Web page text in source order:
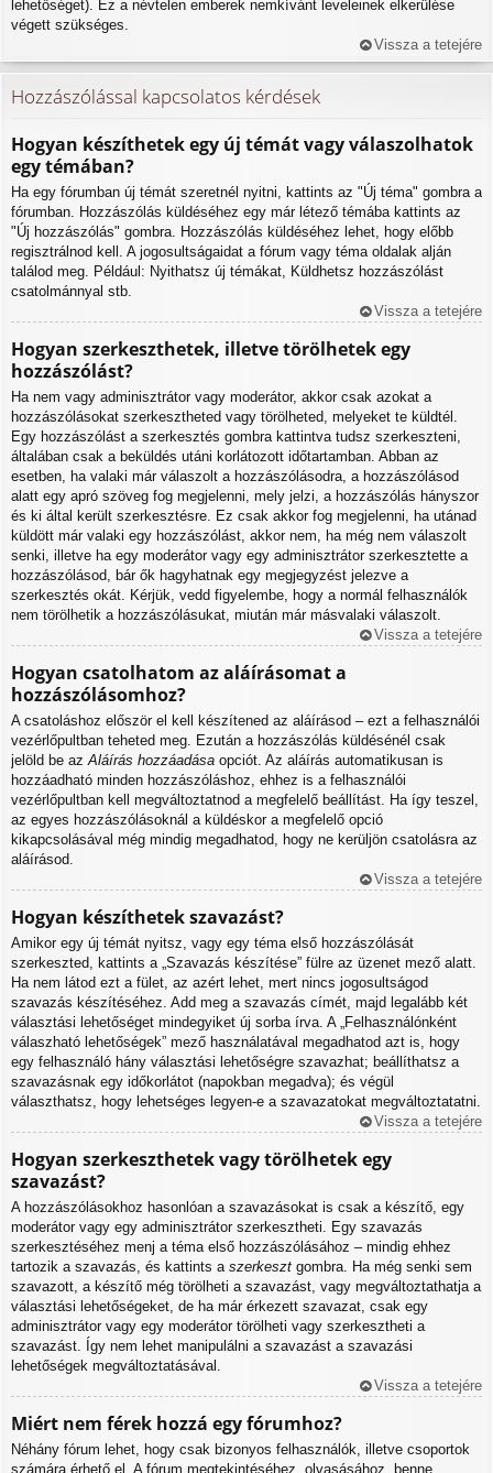
lehetőséget). Ez a névtelen emberek nemkívánt leveleinek elkerülése
végett szükséges.
Vissza a tetejére
Hozzászólással kapcsolatos kérdések
Hogyan készíthetek egy új témát vagy válaszolhatok
egy témában?
Ha egy fórumban új témát szeretnél nyitni, kattints az "Új téma" gombra a
fórumban. Hozzászólás küldéséhez egy már létező témába kattints az
"Új hozzászólás" gombra. Hozzászólás küldéséhez lehet, hogy előbb
regisztrálnod kell. A jogosultságaidat a fórum vagy téma oldalak alján
találod meg. Például: Nyithatsz új témákat, Küldhetsz hozzászólást
csatolmánnyal stb.
Vissza a tetejére
Hogyan szerkeszthetek, illetve törölhetek egy
hozzászólást?
Ha nem vagy adminisztrátor vagy moderátor, akkor csak azokat a
hozzászólásokat szerkesztheted vagy törölheted, melyeket te küldtél.
Egy hozzászólást a szerkesztés gombra kattintva tudsz szerkeszteni,
általában csak a beküldés utáni korlátozott időtartamban. Abban az
esetben, ha valaki már válaszolt a hozzászólásodra, a hozzászólásod
alatt egy apró szöveg fog megjelenni, mely jelzi, a hozzászólás hányszor
és ki által került szerkesztésre. Ez csak akkor fog megjelenni, ha utánad
küldött már valaki egy hozzászólást, akkor nem, ha még nem válaszolt
senki, illetve ha egy moderátor vagy egy adminisztrátor szerkesztette a
hozzászólásod, bár ők hagyhatnak egy megjegyzést jelezve a
szerkesztés okát. Kérjük, vedd figyelembe, hogy a normál felhasználók
nem törölhetik a hozzászólásukat, miután már másvalaki válaszolt.
Vissza a tetejére
Hogyan csatolhatom az aláírásomat a
hozzászólásomhoz?
A csatoláshoz először el kell készítened az aláírásod – ezt a felhasználói
vezérlőpultban teheted meg. Ezután a hozzászólás küldésénél csak
jelöld be azAláírás hozzáadása opciót. Az aláírás automatikusan is
hozzáadható minden hozzászóláshoz, ehhez is a felhasználói
vezérlőpultban kell megváltoztatnod a megfelelő beállítást. Ha így teszel,
az egyes hozzászólásoknál a küldéskor a megfelelő opció
kikapcsolásával még mindig megadhatod, hogy ne kerüljön csatolásra az
aláírásod.
Vissza a tetejére
Hogyan készíthetek szavazást?
Amikor egy új témát nyitsz, vagy egy téma első hozzászólását
szerkeszted, kattints a „Szavazás készítése” fülre az üzenet mező alatt.
Ha nem látod ezt a fület, az azért lehet, mert nincs jogosultságod
szavazás készítéséhez. Add meg a szavazás címét, majd legalább két
választási lehetőséget mindegyiket új sorba írva. A „Felhasználónként
válaszható lehetőségek” mező használatával megadhatod azt is, hogy
egy felhasználó hány választási lehetőségre szavazhat; beállíthatsz a
szavazásnak egy időkorlátot (napokban megadva); és végül
választhatsz, hogy lehetséges legyen-e a szavazatokat megváltoztatatni.
Vissza a tetejére
Hogyan szerkeszthetek vagy törölhetek egy
szavazást?
A hozzászólásokhoz hasonlóan a szavazásokat is csak a készítő, egy
moderátor vagy egy adminisztrátor szerkesztheti. Egy szavazás
szerkesztéséhez menj a téma első hozzászólásához – mindig ehhez
tartozik a szavazás, és kattints a szerkeszt gombra. Ha még senki sem
szavazott, a készítő még törölheti a szavazást, vagy megváltoztathatja a
választási lehetőségeket, de ha már érkezett szavazat, csak egy
adminisztrátor vagy egy moderátor törölheti vagy szerkesztheti a
szavazást. Így nem lehet manipulálni a szavazást a szavazási
lehetőségek megváltoztatásával.
Vissza a tetejére
Miért nem férek hozzá egy fórumhoz?
Néhány fórum lehet, hogy csak bizonyos felhasználók, illetve csoportok
számára érhető el. A fórum megtekintéséhez, olvasásához, benne